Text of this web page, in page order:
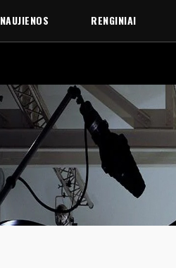
NAUJIENOS RENGINIAI